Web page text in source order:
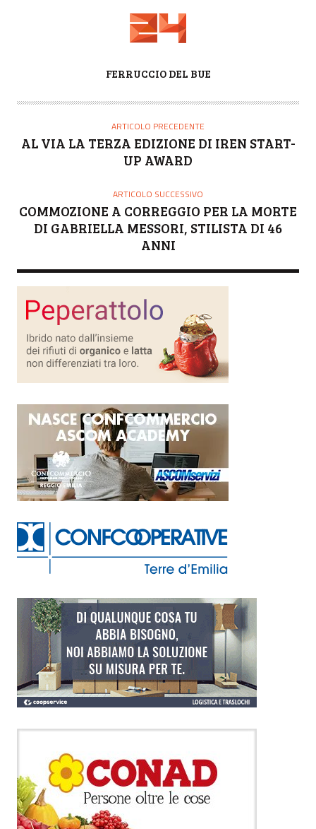
T
R
FERRUCCIO DEL BUE
ARTICOLO PRECEDENTE
AL VIA LA TERZA EDIZIONE DI IREN START-
UP AWARD
ARTICOLO SUCCESSIVO
COMMOZIONE A CORREGGIO PER LA MORTE
DI GABRIELLA MESSORI, STILISTA DI 46
ANNI